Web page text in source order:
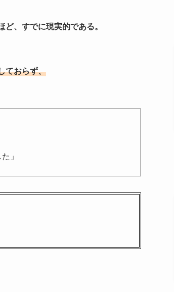
、すでに現実的である。
ておらず、
」